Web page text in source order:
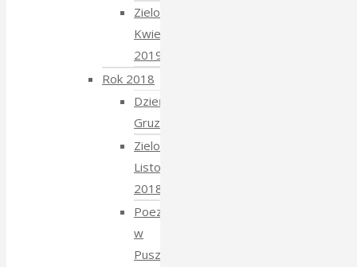
Zielony
Kwiecień
2019
Rok 2018
Dzień
Gruziński
Zielony
Listopad
2018
Poezja
w
Puszczy